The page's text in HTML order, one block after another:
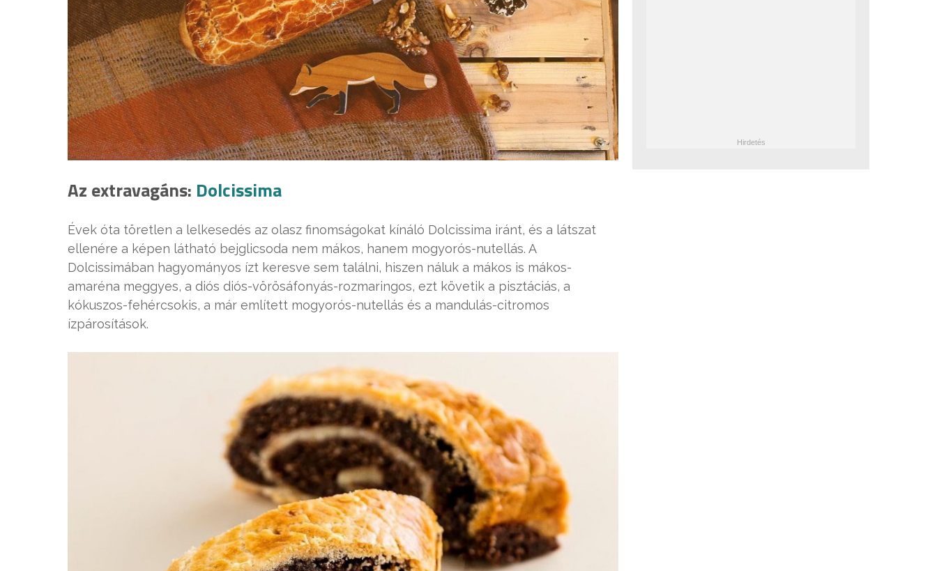
Az extravagáns: Dolcissima
Évek óta töretlen a lelkesedés az olasz finomságokat kínáló Dolcissima iránt, és a látszat
ellenére a képen látható bejglicsoda nem mákos, hanem mogyorós-nutellás. A
Dolcissimában hagyományos ízt keresve sem találni, hiszen náluk a mákos is mákos-
amaréna meggyes, a diós diós-vörösáfonyás-rozmaringos, ezt követik a pisztáciás, a
kókuszos-fehércsokis, a már említett mogyorós-nutellás és a mandulás-citromos
ízpárosítások.